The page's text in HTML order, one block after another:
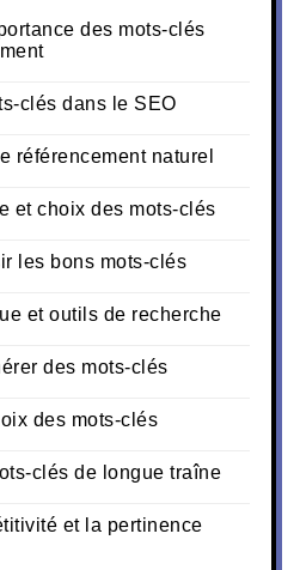
des mots-clés
clés dans le SEO
référencement naturel
et choix des mots-clés
les bons mots-clés
et outils de recherche
des mots-clés
des mots-clés
clés de longue traîne
et la pertinence